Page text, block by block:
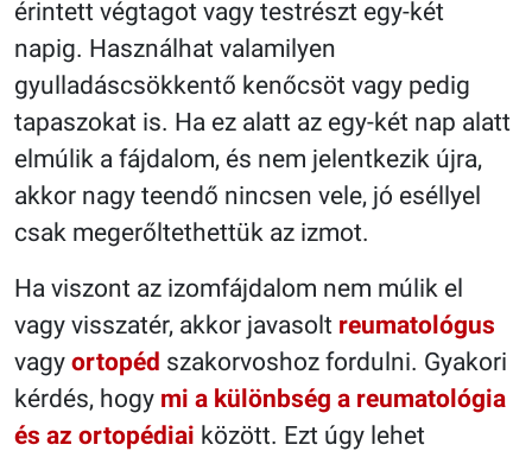
érintett végtagot vagy testrészt egy-két
napig. Használhat valamilyen
gyulladáscsökkentő kenőcsöt vagy pedig
tapaszokat is. Ha ez alatt az egy-két nap alatt
elmúlik a fájdalom, és nem jelentkezik újra,
akkor nagy teendő nincsen vele, jó eséllyel
csak megerőltethettük az izmot.
Ha viszont az izomfájdalom nem múlik el
vagy visszatér, akkor javasolt reumatológus
vagy ortopéd szakorvoshoz fordulni. Gyakori
kérdés, hogy mi a különbség a reumatológia
és az ortopédiai között. Ezt úgy lehet